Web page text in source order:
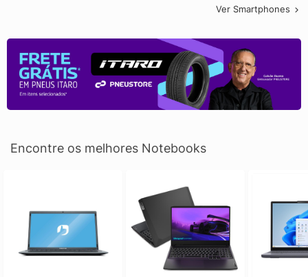
Ver Smartphones
Encontre os melhores Notebooks